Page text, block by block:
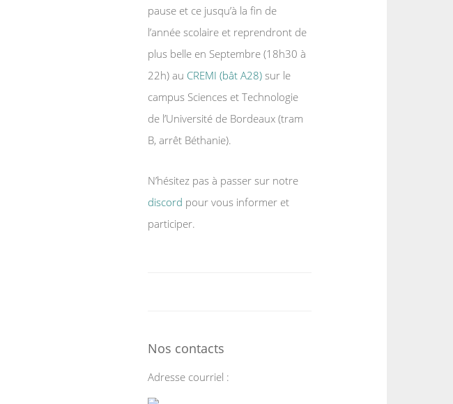
pause et ce jusqu’à la fin de
l’année scolaire et reprendront de
plus belle en Septembre (18h30 à
22h) au CREMI (bât A28) sur le
campus Sciences et Technologie
de l’Université de Bordeaux (tram
B, arrêt Béthanie).
N’hésitez pas à passer sur notre
discord pour vous informer et
participer.
Nos contacts
Adresse courriel :